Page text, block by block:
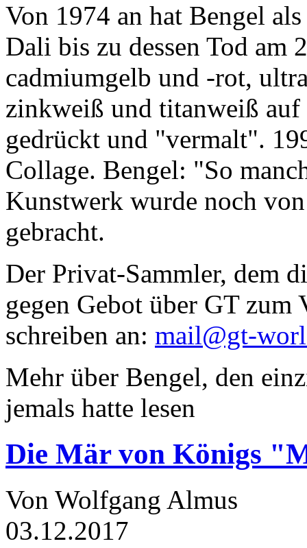
Von 1974 an hat Bengel
Dali bis zu dessen Tod am
cadmiumgelb und -rot,
zinkweiß und titanweiß
gedrückt und "vermalt".
Collage. Bengel: "So
Kunstwerk wurde noch
gebracht.
Der Privat-Sammler, dem
gegen Gebot über GT zum
schreiben an: mail@gt-
Mehr über Bengel, den
jemals hatte lesen
Die Mär von Königs
Von Wolfgang Almus
03.12.2017